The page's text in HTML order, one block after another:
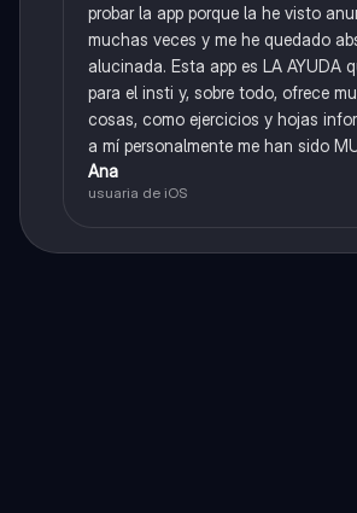
probar la app porque la he visto
muchas veces y me he quedado
alucinada. Esta app es LA AYUDA
para el insti y, sobre todo, ofrece
cosas, como ejercicios y hojas
a mí personalmente me han sido
Ana
usuaria de iOS